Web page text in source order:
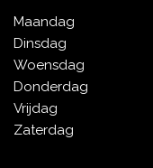
Maandag
Dinsdag
Woensdag
Donderdag
Vrijdag
Zaterdag